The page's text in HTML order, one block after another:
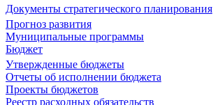
Документы стратегического планирования
Прогноз развития
Муниципальные программы
Бюджет
Утвержденные бюджеты
Отчеты об исполнении бюджета
Проекты бюджетов
Реестр расходных обязательств